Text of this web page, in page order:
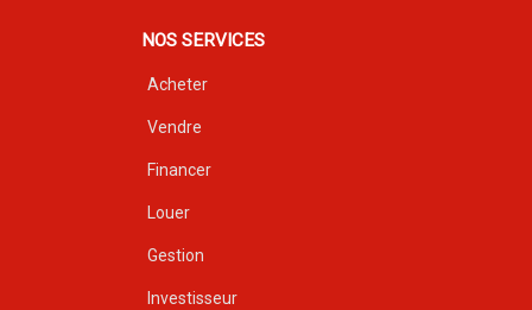
NOS SERVICES
Acheter
Vendre
Financer
Louer
Gestion
Investisseur